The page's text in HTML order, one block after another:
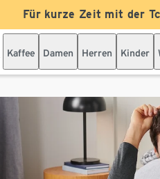
Für kurze Zeit mit der
Kaffee Damen Herren Kinder